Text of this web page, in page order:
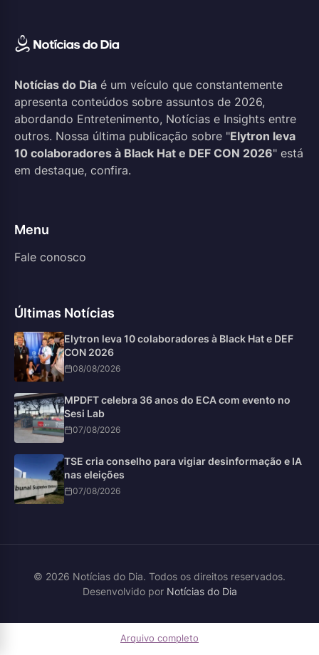
Notícias do Dia é um veículo que constantemente
apresenta conteúdos sobre assuntos de 2026,
abordando Entretenimento, Notícias e Insights entre
outros. Nossa última publicação sobre "Elytron leva
10 colaboradores à Black Hat e DEF CON 2026" está
em destaque, confira.
Menu
Fale conosco
Últimas Notícias
Elytron leva 10 colaboradores à Black Hat e DEF
CON 2026
08/08/2026
MPDFT celebra 36 anos do ECA com evento no
Sesi Lab
07/08/2026
TSE cria conselho para vigiar desinformação e IA
nas eleições
07/08/2026
© 2026 Notícias do Dia. Todos os direitos reservados.
Desenvolvido por Notícias do Dia
Arquivo completo